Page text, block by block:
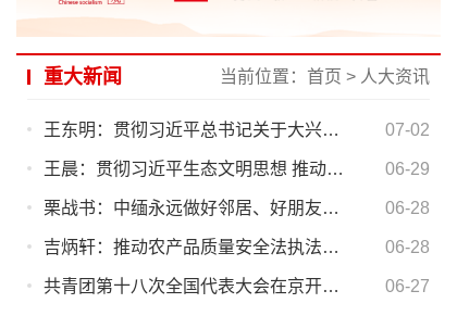
重大新闻 当前位置： 首页 > 人大资讯
王东明：贯彻习近平总书记关于大兴调查研究之风的重要指示 切实加强调查研究推进新时代工会工作创新发展 07-02
王晨：贯彻习近平生态文明思想 推动大气污染防治法有效实施 06-29
栗战书：中缅永远做好邻居、好朋友、好伙伴 06-28
吉炳轩：推动农产品质量安全法执法检查取得实效 06-28
共青团第十八次全国代表大会在京开幕 习近平、李克强、栗战书等党和国家领导人到会祝贺 06-27